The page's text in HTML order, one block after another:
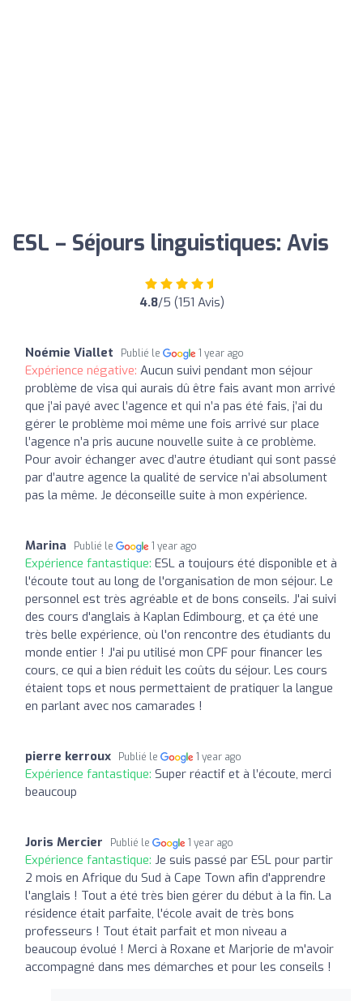
ESL – Séjours linguistiques: Avis
4.8/5 (151 Avis)
Noémie Viallet Publié le 1 year ago
Expérience négative: Aucun suivi pendant mon séjour
problème de visa qui aurais dû être fais avant mon arrivé
que j’ai payé avec l’agence et qui n’a pas été fais, j’ai du
gérer le problème moi même une fois arrivé sur place
l’agence n’a pris aucune nouvelle suite à ce problème.
Pour avoir échanger avec d’autre étudiant qui sont passé
par d’autre agence la qualité de service n’ai absolument
pas la même. Je déconseille suite à mon expérience.
Marina Publié le 1 year ago
Expérience fantastique: ESL a toujours été disponible et à
l'écoute tout au long de l'organisation de mon séjour. Le
personnel est très agréable et de bons conseils. J'ai suivi
des cours d'anglais à Kaplan Edimbourg, et ça été une
très belle expérience, où l'on rencontre des étudiants du
monde entier ! J'ai pu utilisé mon CPF pour financer les
cours, ce qui a bien réduit les coûts du séjour. Les cours
étaient tops et nous permettaient de pratiquer la langue
en parlant avec nos camarades !
pierre kerroux Publié le 1 year ago
Expérience fantastique: Super réactif et à l’écoute, merci
beaucoup
Joris Mercier Publié le 1 year ago
Expérience fantastique: Je suis passé par ESL pour partir
2 mois en Afrique du Sud à Cape Town afin d'apprendre
l'anglais ! Tout a été très bien gérer du début à la fin. La
résidence était parfaite, l'école avait de très bons
professeurs ! Tout était parfait et mon niveau a
beaucoup évolué ! Merci à Roxane et Marjorie de m'avoir
accompagné dans mes démarches et pour les conseils !